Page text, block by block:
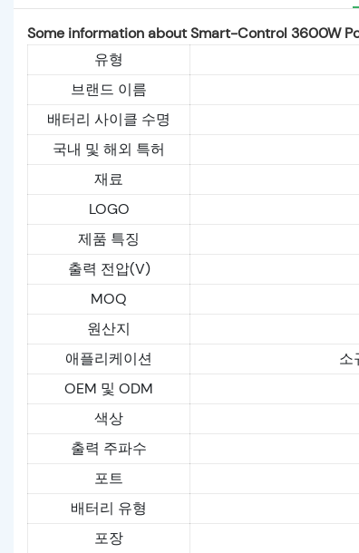
Some information about Smart-Control 3600W
유형
브랜드 이름
배터리 사이클 수명
국내 및 해외 특허
재료
LOGO
제품 특징
출력 전압(V)
MOQ
원산지
애플리케이션
소
OEM 및 ODM
색상
출력 주파수
포트
배터리 유형
포장